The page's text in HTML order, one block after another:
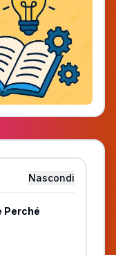
Nascondi
Perché